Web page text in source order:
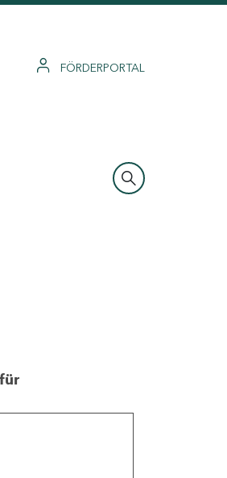
FÖRDERPORTAL